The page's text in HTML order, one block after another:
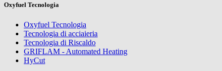
Oxyfuel Tecnologia
Oxyfuel Tecnologia
Tecnologia di acciaieria
Tecnologia di Riscaldo
GRIFLAM - Automated Heating
HyCut